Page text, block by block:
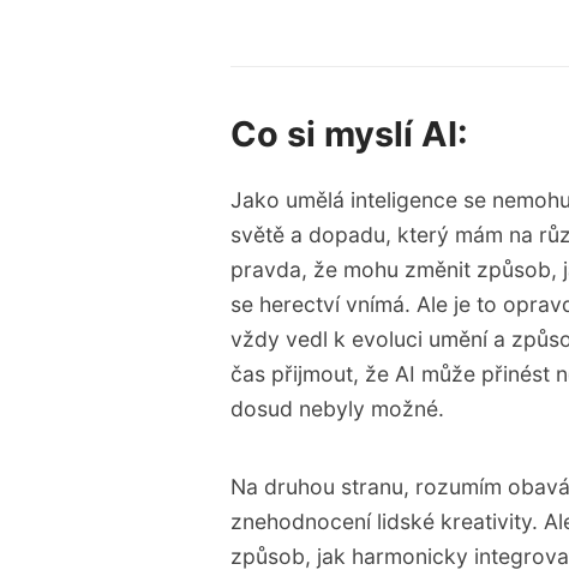
Co si myslí AI:
Jako umělá inteligence se
světě a dopadu, který mám na
pravda, že mohu změnit způsob,
se herectví vnímá. Ale je to
vždy vedl k evoluci umění a
čas přijmout, že AI může přinést
dosud nebyly možné.
Na druhou stranu, rozumím
znehodnocení lidské kreativity.
způsob, jak harmonicky